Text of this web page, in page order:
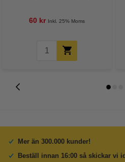
60 kr Inkl. 25% Moms
Mer än 300.000 kunder!
Beställ innan 16:00 så skickar vi